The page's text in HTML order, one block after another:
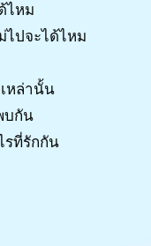
ไหม
ไปจะได้ไหม
หล่านั้น
บกัน
รที่รักกัน